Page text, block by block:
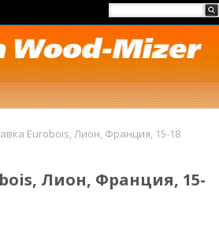
Eurobois, Лион, Франция, 15-18
Лион, Франция, 15-